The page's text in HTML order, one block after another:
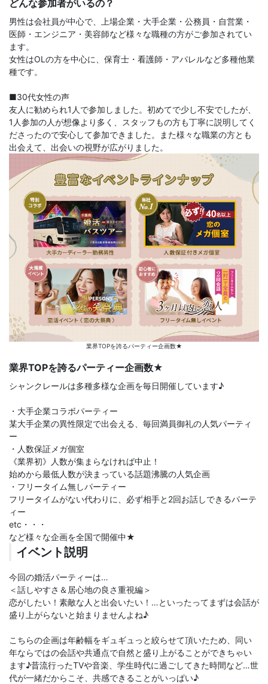
どんな参加者がいるの？
男性は会社員が中心で、上場企業・大手企業・公務員・自営業・
医師・エンジニア・美容師など様々な職種の方がご参加されてい
ます。
女性はOLの方を中心に、保育士・看護師・アパレルなど多種他業
種です。
■30代女性の声
友人に勧められ1人で参加しました。初めてで少し不安でしたが、
1人参加の人が想像より多く、スタッフもの方も丁寧に説明してく
ださったので安心して参加できました。また様々な職業の方とも
出会えて、出会いの視野が広がりました。
業界TOPを誇るパーティー企画数★
業界TOPを誇るパーティー企画数★
シャンクレールは多種多様な企画を毎日開催しています♪
・大手企業コラボパーティー
某大手企業の異性限定で出会える、毎回満員御礼の人気パーティ
ー
・人数保証メガ個室
《業界初》人数が集まらなければ中止！
始めから最低人数が決まっている話題沸騰の人気企画
・フリータイム無しパーティー
フリータイムがない代わりに、必ず相手と2回お話しできるパーテ
ィー
etc・・・
など様々な企画を全国で開催中★
イベント説明
今回の婚活パーティーは…
＜話しやすさ＆居心地の良さ重視編＞
恋がしたい！素敵な人と出会いたい！…といったってまずは会話が
盛り上がらないと始まりませんよね♪
こちらの企画は年齢幅をギュギュっと絞らせて頂いたため、同い
年ならではの会話や共通点で自然と盛り上がることができちゃい
ます♪昔流行ったTVや音楽、学生時代に過ごしてきた時間など…世
代が一緒だからこそ、共感できることがいっぱい♪